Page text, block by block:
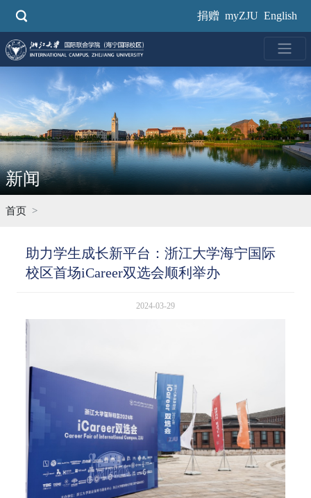
要
捐赠 myZJU English
新闻
首页
助力学生成长新平台：浙江大学海宁国际
校区首场iCareer双选会顺利举办
2024-03-29